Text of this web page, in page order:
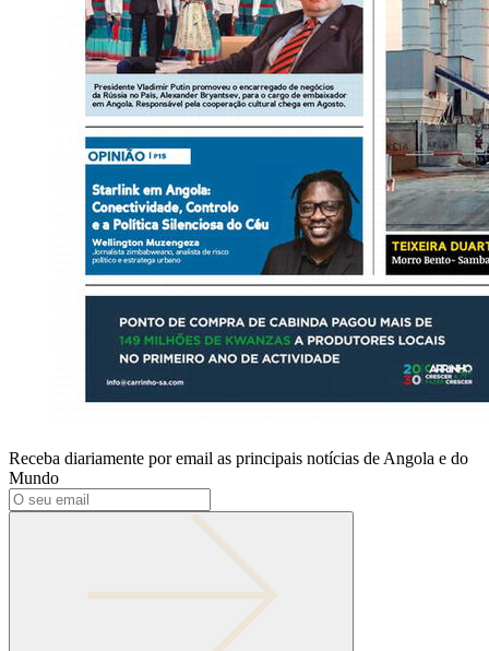
Receba diariamente por email as principais notícias de Angola e do
Mundo